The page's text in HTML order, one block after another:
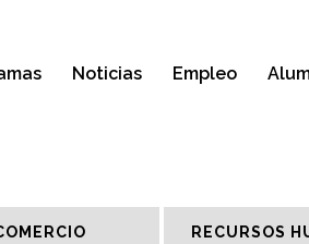
Noticias Empleo
RECURSOS